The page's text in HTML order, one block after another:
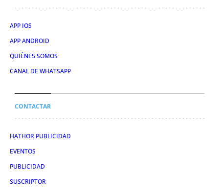
APP IOS
APP ANDROID
QUIÉNES SOMOS
CANAL DE WHATSAPP
CONTACTAR
HATHOR PUBLICIDAD
EVENTOS
PUBLICIDAD
SUSCRIPTOR